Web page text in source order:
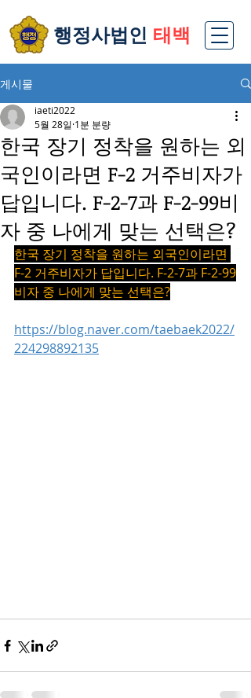
​행정사법인 태백
게시물
한국 장기 정착을 원하는 외
국인이라면 F-2 거주비자가
답입니다. F-2-7과 F-2-99비
자 중 나에게 맞는 선택은?
iaeti2022
5월 28일 1분 분량
한국 장기 정착을 원하는 외국인이라면
F-2 거주비자가 답입니다. F-2-7과 F-2-99
비자 중 나에게 맞는 선택은?
https://blog.naver.com/taebaek2022/
224298892135